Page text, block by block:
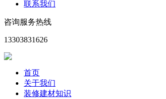
联系我们
咨询服务热线
13303831626
首页
关于我们
装修建材知识